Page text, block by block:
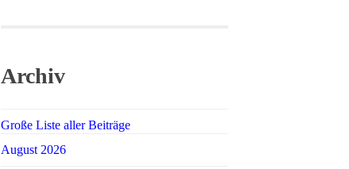
Archiv
Große Liste aller Beiträge
August 2026